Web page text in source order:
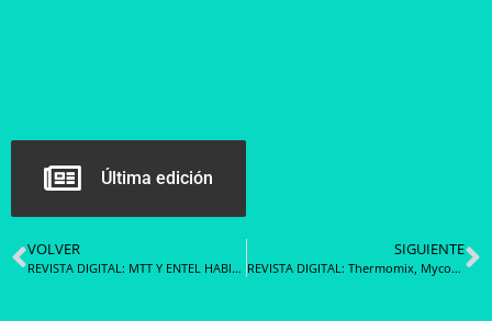
Última edición
VOLVER
REVISTA DIGITAL: MTT Y ENTEL HABILITAN PILOTO EN CÁMARAS DE CONTROL DE TRÁNSITO CON INTELIGENCIA ARTIFICIAL CONECTADAS A 5G
SIGUIENTE
REVISTA DIGITAL: Thermomix, Mycook y Rowenta, marcas de electrodomésticos líderes en redes sociales en España